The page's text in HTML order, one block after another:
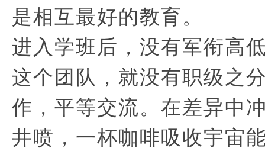
是相互最好的教育。
进入学班后，没有军衔高
这个团队，就没有职级之
作，平等交流。在差异中
井喷，一杯咖啡吸收宇宙